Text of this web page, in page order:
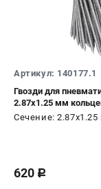
Артикул: 140177.1
Гвозди для
2.87х1.25 мм
Сечение:
620 c